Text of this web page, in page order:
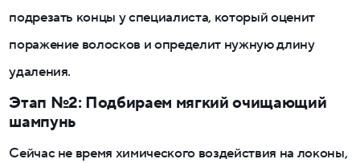
подрезать концы у специалиста, который оценит
поражение волосков и определит нужную длину
удаления.
Этап №2: Подбираем мягкий очищающий
шампунь
Сейчас не время химического воздействия на локоны,